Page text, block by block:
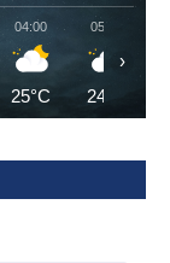
04:00
25°C
05:00
24°C
›